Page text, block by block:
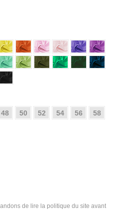
48 50 52 54 56
58
de lire la politique du site avant